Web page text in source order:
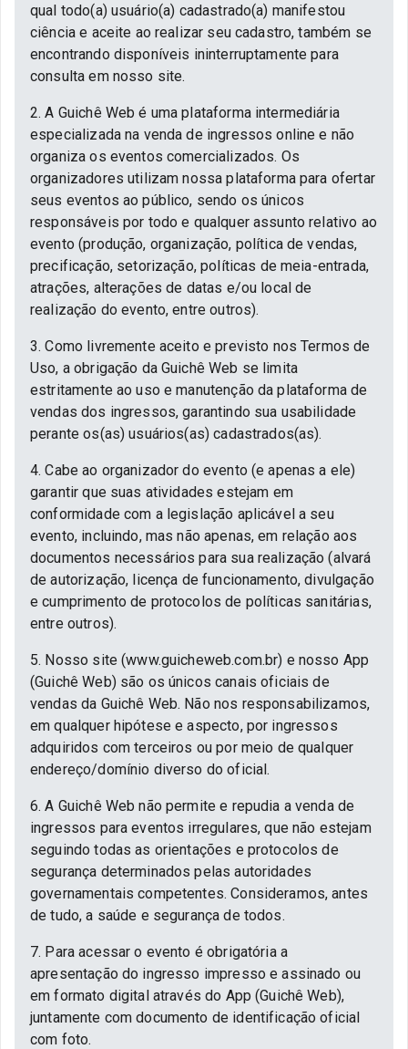
qual todo(a) usuário(a) cadastrado(a) manifestou
ciência e aceite ao realizar seu cadastro, também se
encontrando disponíveis ininterruptamente para
consulta em nosso site.
2. A Guichê Web é uma plataforma intermediária
especializada na venda de ingressos online e não
organiza os eventos comercializados. Os
organizadores utilizam nossa plataforma para ofertar
seus eventos ao público, sendo os únicos
responsáveis por todo e qualquer assunto relativo ao
evento (produção, organização, política de vendas,
precificação, setorização, políticas de meia-entrada,
atrações, alterações de datas e/ou local de
realização do evento, entre outros).
3. Como livremente aceito e previsto nos Termos de
Uso, a obrigação da Guichê Web se limita
estritamente ao uso e manutenção da plataforma de
vendas dos ingressos, garantindo sua usabilidade
perante os(as) usuários(as) cadastrados(as).
4. Cabe ao organizador do evento (e apenas a ele)
garantir que suas atividades estejam em
conformidade com a legislação aplicável a seu
evento, incluindo, mas não apenas, em relação aos
documentos necessários para sua realização (alvará
de autorização, licença de funcionamento, divulgação
e cumprimento de protocolos de políticas sanitárias,
entre outros).
5. Nosso site (www.guicheweb.com.br) e nosso App
(Guichê Web) são os únicos canais oficiais de
vendas da Guichê Web. Não nos responsabilizamos,
em qualquer hipótese e aspecto, por ingressos
adquiridos com terceiros ou por meio de qualquer
endereço/domínio diverso do oficial.
6. A Guichê Web não permite e repudia a venda de
ingressos para eventos irregulares, que não estejam
seguindo todas as orientações e protocolos de
segurança determinados pelas autoridades
governamentais competentes. Consideramos, antes
de tudo, a saúde e segurança de todos.
7. Para acessar o evento é obrigatória a
apresentação do ingresso impresso e assinado ou
em formato digital através do App (Guichê Web),
juntamente com documento de identificação oficial
com foto.